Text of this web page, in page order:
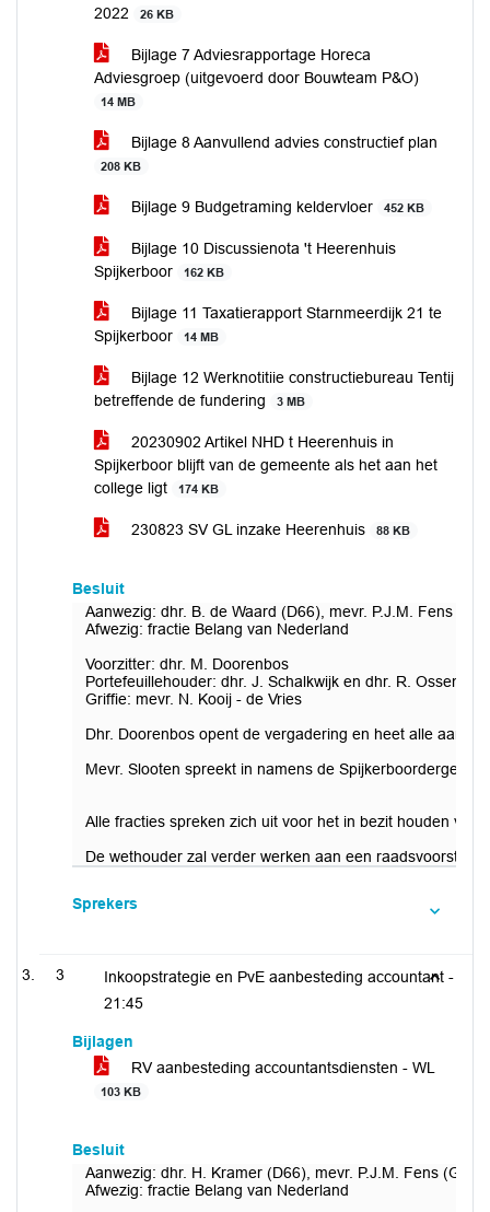
2022
26 KB
Bijlage 7 Adviesrapportage Horeca
Adviesgroep (uitgevoerd door Bouwteam P&O)
14 MB
Bijlage 8 Aanvullend advies constructief plan
208 KB
Bijlage 9 Budgetraming keldervloer 452 KB
Bijlage 10 Discussienota 't Heerenhuis
Spijkerboor
162 KB
Bijlage 11 Taxatierapport Starnmeerdijk 21 te
Spijkerboor
14 MB
Bijlage 12 Werknotitiie constructiebureau Tentij
betreffende de fundering
3 MB
20230902 Artikel NHD t Heerenhuis in
Spijkerboor blijft van de gemeente als het aan het
college ligt
174 KB
230823 SV GL inzake Heerenhuis 88 KB
Besluit
Aanwezig: dhr. B. de Waard (D66), mevr. P.J.M. Fens
Afwezig: fractie Belang van Nederland
Voorzitter: dhr. M. Doorenbos
Portefeuillehouder: dhr. J. Schalkwijk en dhr. R.
Griffie: mevr. N. Kooij - de Vries
Dhr. Doorenbos opent de vergadering en heet alle
Mevr. Slooten spreekt in namens de
Alle fracties spreken zich uit voor het in bezit houden
De wethouder zal verder werken aan een raadsvoorstel
Sprekers
3
Inkoopstrategie en PvE aanbesteding accountant -
21:45
Bijlagen
RV aanbesteding accountantsdiensten - WL
103 KB
Besluit
Aanwezig: dhr. H. Kramer (D66), mevr. P.J.M. Fens
Afwezig: fractie Belang van Nederland